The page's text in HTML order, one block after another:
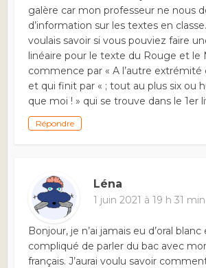
galère car mon professeur ne nous
d’information sur les textes en
voulais savoir si vous pouviez faire
linéaire pour le texte du Rouge et le
commence par « A l’autre extrémité
et qui finit par « ; tout au plus six ou
que moi ! » qui se trouve dans le 1er
Répondre
Léna
1 juin 2021 à 19 h 31 min
Bonjour, je n’ai jamais eu d’oral
compliqué de parler du bac avec
français. J’aurai voulu savoir